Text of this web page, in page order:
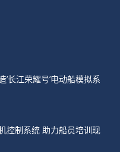
长江荣耀号’电动船模拟系
控制系统 助力船员培训现